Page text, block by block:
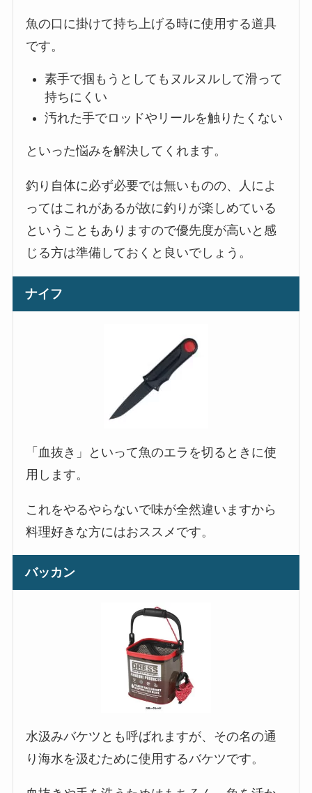
魚の口に掛けて持ち上げる時に使用する道具
です。
素手で掴もうとしてもヌルヌルして滑って
持ちにくい
汚れた手でロッドやリールを触りたくない
といった悩みを解決してくれます。
釣り自体に必ず必要では無いものの、人によ
ってはこれがあるが故に釣りが楽しめている
ということもありますので優先度が高いと感
じる方は準備しておくと良いでしょう。
ナイフ
「血抜き」といって魚のエラを切るときに使
用します。
これをやるやらないで味が全然違いますから
料理好きな方にはおススメです。
バッカン
水汲みバケツとも呼ばれますが、その名の通
り海水を汲むために使用するバケツです。